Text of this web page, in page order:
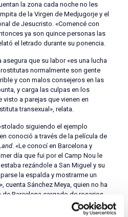
la zona cada noche no les
de la Virgen de Medjugorje y el
de Jesucristo. «Comencé con
ya son quince personas las
el letrado durante su ponencia.
asegura que su labor «es una lucha
normalmente son gente
y con malos consejeros en las
y carga las culpas en los
visto a parejas que vienen en
transexual», relata.
siguiendo el ejemplo
conoció a través de la película de
. «Le conocí en Barcelona y
día que fui por el Camp Nou le
rezándole a San Miguel y su
la espalda y mostrarme un
cuenta Sánchez Meya, quien no ha
Barcelona cargado de rosarios,